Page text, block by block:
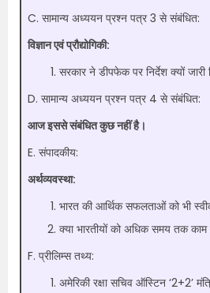
C. सामान्य अध्ययन प्रश्न पत्र 3 से संबंधित:
विज्ञान एवं प्रौद्योगिकी:
सरकार ने डीपफेक पर निर्देश क्यों जारी
D. सामान्य अध्ययन प्रश्न पत्र 4 से संबंधित:
आज इससे संबंधित कुछ नहीं है।
E. संपादकीय:
अर्थव्यवस्था:
भारत की आर्थिक सफलताओं को भी
क्या भारतीयों को अधिक समय तक काम
F. प्रीलिम्स तथ्य:
अमेरिकी रक्षा सचिव ऑस्टिन ‘2+2’